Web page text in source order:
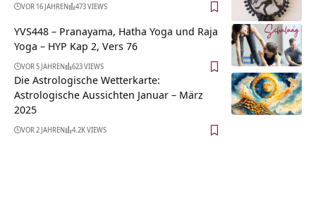
VOR 16 JAHREN 473 VIEWS
YVS448 – Pranayama, Hatha Yoga und Raja
Yoga – HYP Kap 2, Vers 76
VOR 5 JAHREN 623 VIEWS
Die Astrologische Wetterkarte:
Astrologische Aussichten Januar – März
2025
VOR 2 JAHREN 4.2K VIEWS